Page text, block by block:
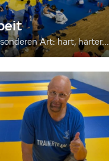
Art: hart, härter...